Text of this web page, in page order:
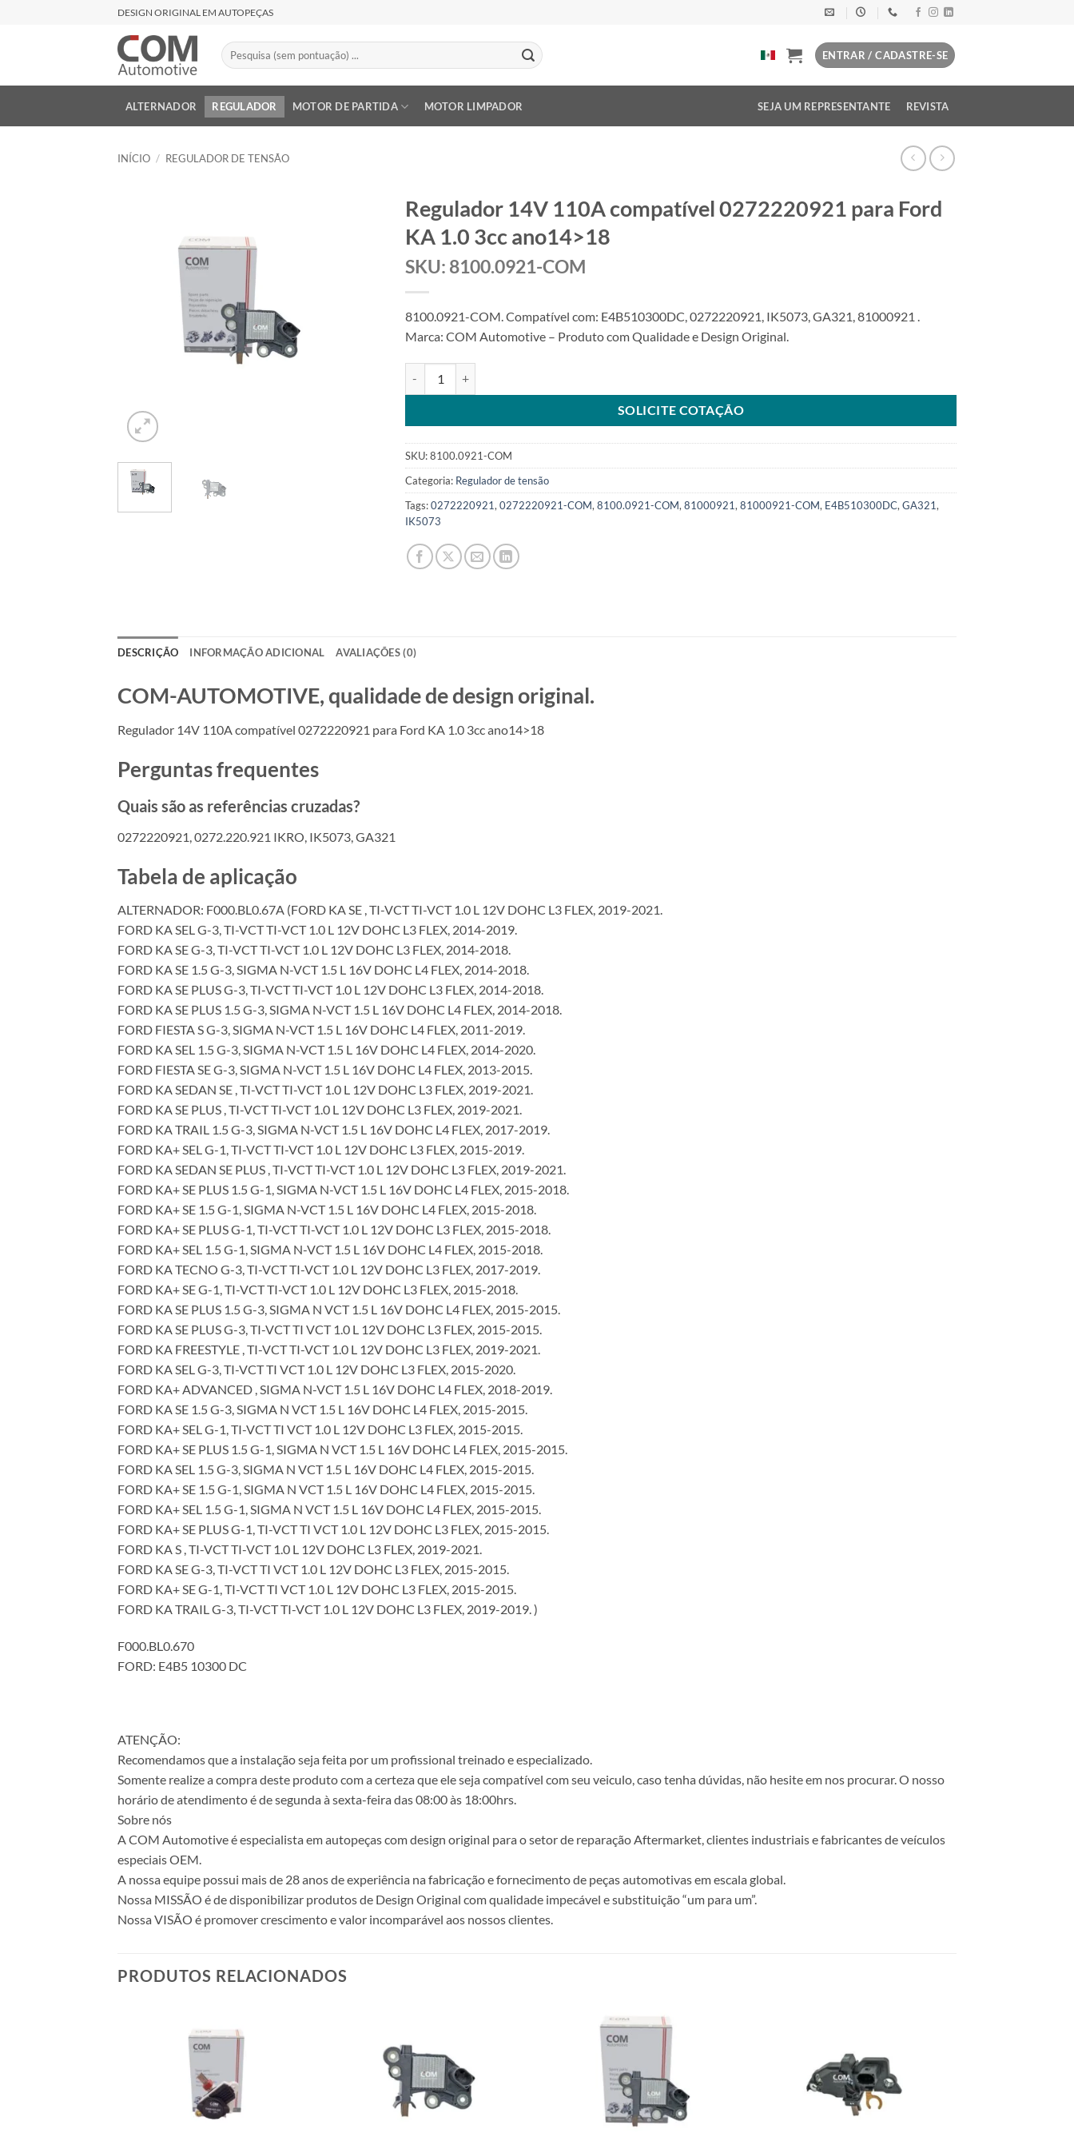
DESIGN ORIGINAL EM AUTOPEÇAS
Pesquisar
por:
ENTRAR / CADASTRE-SE
ALTERNADOR REGULADOR MOTOR DE PARTIDA MOTOR LIMPADOR SEJA UM REPRESENTANTE REVISTA
INÍCIO / REGULADOR DE TENSÃO
Regulador 14V 110A compatível 0272220921 para Ford
KA 1.0 3cc ano14>18
SKU: 8100.0921-COM
8100.0921-COM. Compatível com: E4B510300DC, 0272220921, IK5073, GA321, 81000921 .
Marca: COM Automotive – Produto com Qualidade e Design Original.
SOLICITE COTAÇÃO
SKU:8100.0921-COM
Categoria: Regulador de tensão
Tags:0272220921, 0272220921-COM, 8100.0921-COM, 81000921, 81000921-COM, E4B510300DC, GA321,
IK5073
DESCRIÇÃO INFORMAÇÃO ADICIONAL AVALIAÇÕES (0)
COM-AUTOMOTIVE, qualidade de design original.
Regulador 14V 110A compatível 0272220921 para Ford KA 1.0 3cc ano14>18
Perguntas frequentes
Quais são as referências cruzadas?
0272220921, 0272.220.921 IKRO, IK5073, GA321
Tabela de aplicação
ALTERNADOR: F000.BL0.67A (FORD KA SE , TI-VCT TI-VCT 1.0 L 12V DOHC L3 FLEX, 2019-2021.
FORD KA SEL G-3, TI-VCT TI-VCT 1.0 L 12V DOHC L3 FLEX, 2014-2019.
FORD KA SE G-3, TI-VCT TI-VCT 1.0 L 12V DOHC L3 FLEX, 2014-2018.
FORD KA SE 1.5 G-3, SIGMA N-VCT 1.5 L 16V DOHC L4 FLEX, 2014-2018.
FORD KA SE PLUS G-3, TI-VCT TI-VCT 1.0 L 12V DOHC L3 FLEX, 2014-2018.
FORD KA SE PLUS 1.5 G-3, SIGMA N-VCT 1.5 L 16V DOHC L4 FLEX, 2014-2018.
FORD FIESTA S G-3, SIGMA N-VCT 1.5 L 16V DOHC L4 FLEX, 2011-2019.
FORD KA SEL 1.5 G-3, SIGMA N-VCT 1.5 L 16V DOHC L4 FLEX, 2014-2020.
FORD FIESTA SE G-3, SIGMA N-VCT 1.5 L 16V DOHC L4 FLEX, 2013-2015.
FORD KA SEDAN SE , TI-VCT TI-VCT 1.0 L 12V DOHC L3 FLEX, 2019-2021.
FORD KA SE PLUS , TI-VCT TI-VCT 1.0 L 12V DOHC L3 FLEX, 2019-2021.
FORD KA TRAIL 1.5 G-3, SIGMA N-VCT 1.5 L 16V DOHC L4 FLEX, 2017-2019.
FORD KA+ SEL G-1, TI-VCT TI-VCT 1.0 L 12V DOHC L3 FLEX, 2015-2019.
FORD KA SEDAN SE PLUS , TI-VCT TI-VCT 1.0 L 12V DOHC L3 FLEX, 2019-2021.
FORD KA+ SE PLUS 1.5 G-1, SIGMA N-VCT 1.5 L 16V DOHC L4 FLEX, 2015-2018.
FORD KA+ SE 1.5 G-1, SIGMA N-VCT 1.5 L 16V DOHC L4 FLEX, 2015-2018.
FORD KA+ SE PLUS G-1, TI-VCT TI-VCT 1.0 L 12V DOHC L3 FLEX, 2015-2018.
FORD KA+ SEL 1.5 G-1, SIGMA N-VCT 1.5 L 16V DOHC L4 FLEX, 2015-2018.
FORD KA TECNO G-3, TI-VCT TI-VCT 1.0 L 12V DOHC L3 FLEX, 2017-2019.
FORD KA+ SE G-1, TI-VCT TI-VCT 1.0 L 12V DOHC L3 FLEX, 2015-2018.
FORD KA SE PLUS 1.5 G-3, SIGMA N VCT 1.5 L 16V DOHC L4 FLEX, 2015-2015.
FORD KA SE PLUS G-3, TI-VCT TI VCT 1.0 L 12V DOHC L3 FLEX, 2015-2015.
FORD KA FREESTYLE , TI-VCT TI-VCT 1.0 L 12V DOHC L3 FLEX, 2019-2021.
FORD KA SEL G-3, TI-VCT TI VCT 1.0 L 12V DOHC L3 FLEX, 2015-2020.
FORD KA+ ADVANCED , SIGMA N-VCT 1.5 L 16V DOHC L4 FLEX, 2018-2019.
FORD KA SE 1.5 G-3, SIGMA N VCT 1.5 L 16V DOHC L4 FLEX, 2015-2015.
FORD KA+ SEL G-1, TI-VCT TI VCT 1.0 L 12V DOHC L3 FLEX, 2015-2015.
FORD KA+ SE PLUS 1.5 G-1, SIGMA N VCT 1.5 L 16V DOHC L4 FLEX, 2015-2015.
FORD KA SEL 1.5 G-3, SIGMA N VCT 1.5 L 16V DOHC L4 FLEX, 2015-2015.
FORD KA+ SE 1.5 G-1, SIGMA N VCT 1.5 L 16V DOHC L4 FLEX, 2015-2015.
FORD KA+ SEL 1.5 G-1, SIGMA N VCT 1.5 L 16V DOHC L4 FLEX, 2015-2015.
FORD KA+ SE PLUS G-1, TI-VCT TI VCT 1.0 L 12V DOHC L3 FLEX, 2015-2015.
FORD KA S , TI-VCT TI-VCT 1.0 L 12V DOHC L3 FLEX, 2019-2021.
FORD KA SE G-3, TI-VCT TI VCT 1.0 L 12V DOHC L3 FLEX, 2015-2015.
FORD KA+ SE G-1, TI-VCT TI VCT 1.0 L 12V DOHC L3 FLEX, 2015-2015.
FORD KA TRAIL G-3, TI-VCT TI-VCT 1.0 L 12V DOHC L3 FLEX, 2019-2019. )
F000.BL0.670
FORD: E4B5 10300 DC
ATENÇÃO:
Recomendamos que a instalação seja feita por um profissional treinado e especializado.
Somente realize a compra deste produto com a certeza que ele seja compatível com seu veiculo, caso tenha dúvidas, não hesite em nos procurar. O nosso
horário de atendimento é de segunda à sexta-feira das 08:00 às 18:00hrs.
Sobre nós
A COM Automotive é especialista em autopeças com design original para o setor de reparação Aftermarket, clientes industriais e fabricantes de veículos
especiais OEM.
A nossa equipe possui mais de 28 anos de experiência na fabricação e fornecimento de peças automotivas em escala global.
Nossa MISSÃO é de disponibilizar produtos de Design Original com qualidade impecável e substituição “um para um”.
Nossa VISÃO é promover crescimento e valor incomparável aos nossos clientes.
PRODUTOS RELACIONADOS